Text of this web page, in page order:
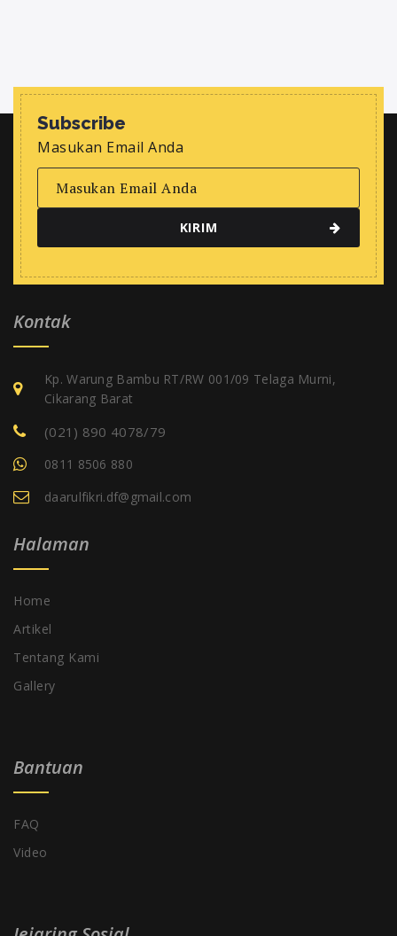
Subscribe
Masukan Email Anda
Kontak
Kp. Warung Bambu RT/RW 001/09 Telaga Murni,
Cikarang Barat
(021) 890 4078/79
0811 8506 880
daarulfikri.df@gmail.com
Halaman
Home
Artikel
Tentang Kami
Gallery
Bantuan
FAQ
Video